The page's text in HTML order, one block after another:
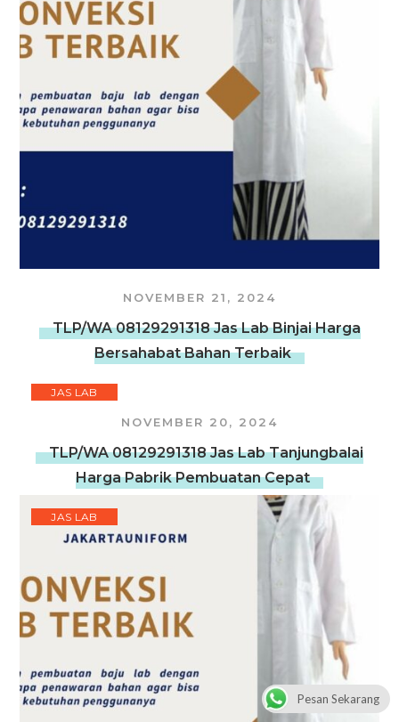
NOVEMBER 21, 2024
TLP/WA 08129291318 Jas Lab Binjai Harga
Bersahabat Bahan Terbaik
JAS LAB
NOVEMBER 20, 2024
TLP/WA 08129291318 Jas Lab Tanjungbalai
Harga Pabrik Pembuatan Cepat
JAS LAB
Pesan Sekarang